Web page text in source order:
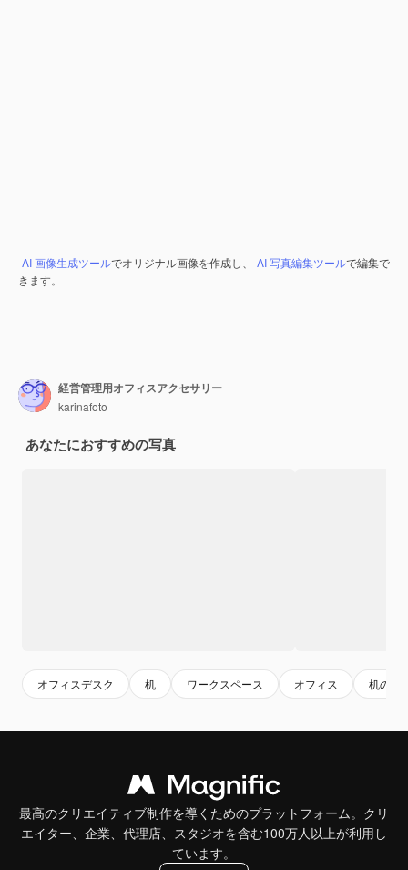
AI 画像生成ツールでオリジナル画像を作成し、 AI 写真編集ツールで編集で
きます。
経営管理用オフィスアクセサリー
karinafoto
あなたにおすすめの写真
オフィスデスク 机 ワークスペース オフィス 机の上
最高のクリエイティブ制作を導くためのプラットフォーム。クリ
エイター、企業、代理店、スタジオを含む100万人以上が利用し
ています。